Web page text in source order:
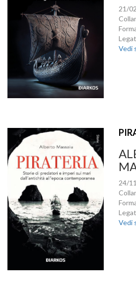
21/
Vedi
24/
Vedi